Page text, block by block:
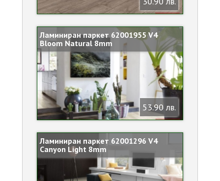
Ламиниран паркет 62001955 V4
Bloom Natural 8mm
53.90 лв.
Ламиниран паркет 62001296 V4
Canyon Light 8mm